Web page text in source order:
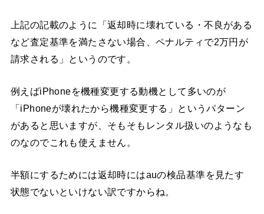
上記の記載のように「返却時に壊れている・不良がある
など査定基準を満たさない場合、ペナルティで2万円が
請求される」というのです。
例えばiPhoneを機種変更する動機として多いのが
「iPhoneが壊れたから機種変更する」というパターン
があると思いますが、そもそもレンタル扱いのようなも
のなのでこれも使えません。
半額にするためには返却時にはauの検品基準を見たす
状態でないといけない訳ですからね。